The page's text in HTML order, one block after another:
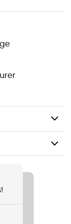
und
bis zu 16 Zoll